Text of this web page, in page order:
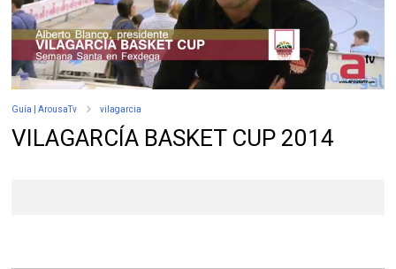
Guía | ArousaTv vilagarcia
VILAGARCÍA BASKET CUP 2014